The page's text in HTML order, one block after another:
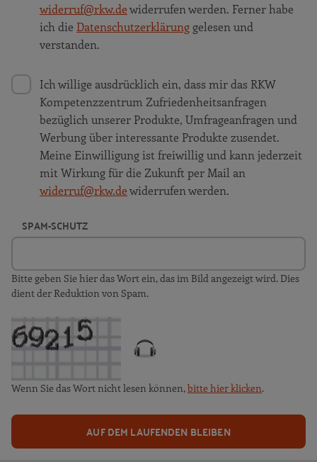
widerruf@rkw.dewiderrufen werden. Ferner habe
ich die Datenschutzerklärunggelesen und
verstanden.
Ich willige ausdrücklich ein, dass mir das RKW
Kompetenzzentrum Zufriedenheitsanfragen
bezüglich unserer Produkte, Umfrageanfragen und
Werbung über interessante Produkte zusendet.
Meine Einwilligung ist freiwillig und kann jederzeit
mit Wirkung für die Zukunft per Mail an
widerruf@rkw.dewiderrufen werden.
SPAM-SCHUTZ
Bitte geben Sie hier das Wort ein, das im Bild angezeigt wird. Dies
dient der Reduktion von Spam.
Wenn Sie das Wort nicht lesen können, bitte hier klicken.
AUF DEM LAUFENDEN BLEIBEN